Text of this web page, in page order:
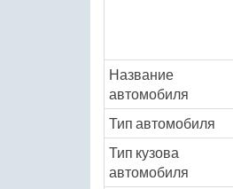
Название
автомобиля
Тип автомобиля
Тип кузова
автомобиля